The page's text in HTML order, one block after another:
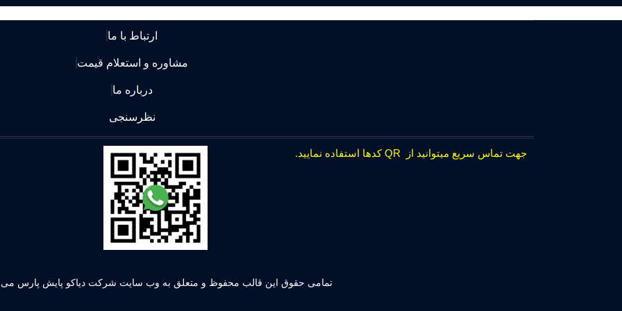
ارتباط با ما
مشاوره و استعلام قیمت
درباره ما
نظرسنجی
جهت تماس سریع میتوانید از QR کدها استفاده نمایید.
تمامی حقوق این قالب محفوظ و متعلق به وب سایت شرکت دیاکو پایش پارس می